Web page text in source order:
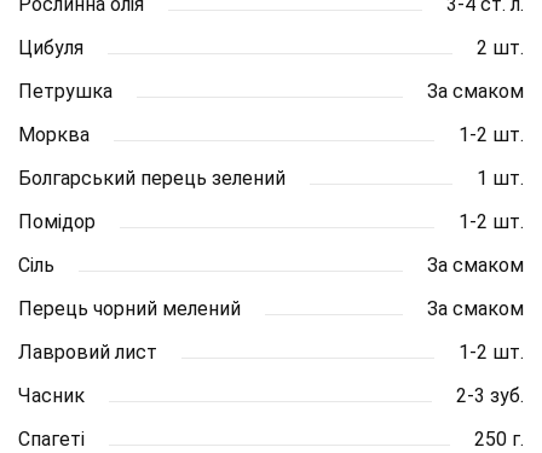
Цибуля
2 шт.
Петрушка
За смаком
Морква
1-2 шт.
Болгарський перець зелений
1 шт.
Помідор
1-2 шт.
Сіль
За смаком
Перець чорний мелений
За смаком
Лавровий лист
1-2 шт.
Часник
2-3 зуб.
Спагеті
250 г.